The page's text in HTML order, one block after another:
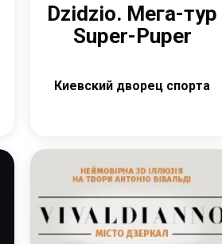
Dzidzio. Мега-тур
Super-Puper
Киевский дворец спорта